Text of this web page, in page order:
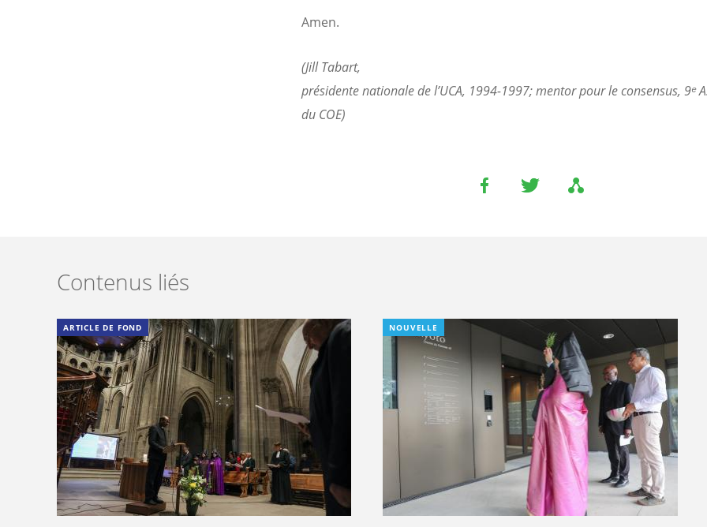
Amen.
(Jill Tabart,
présidente nationale de l’UCA, 1994-1997; mentor pour le consensus, 9ᵉ
du COE)
Contenus liés
ARTICLE DE FOND NOUVELLE